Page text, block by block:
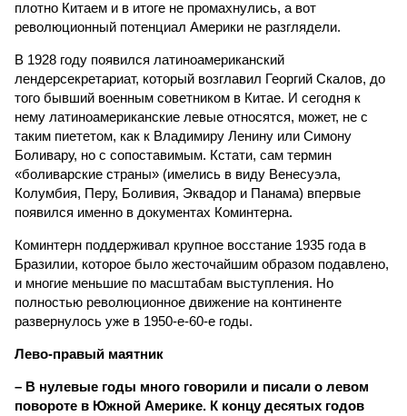
плотно Китаем и в итоге не промахнулись, а вот
революционный потенциал Америки не разглядели.
В 1928 году появился латиноамериканский
лендерсекретариат, который возглавил Георгий Скалов, до
того бывший военным советником в Китае. И сегодня к
нему латиноамериканские левые относятся, может, не с
таким пиететом, как к Владимиру Ленину или Симону
Боливару, но с сопоставимым. Кстати, сам термин
«боливарские страны» (имелись в виду Венесуэла,
Колумбия, Перу, Боливия, Эквадор и Панама) впервые
появился именно в документах Коминтерна.
Коминтерн поддерживал крупное восстание 1935 года в
Бразилии, которое было жесточайшим образом подавлено,
и многие меньшие по масштабам выступления. Но
полностью революционное движение на континенте
развернулось уже в 1950-е-60-е годы.
Лево-правый маятник
– В нулевые годы много говорили и писали о левом
повороте в Южной Америке. К концу десятых годов